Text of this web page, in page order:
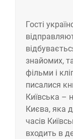
Гості
знайомих,
фільми і
писалися
Київська –
Києва, яка
часів
входить в